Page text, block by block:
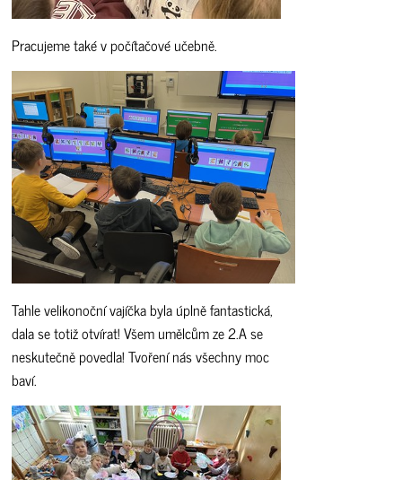
Pracujeme také v počítačové učebně.
Tahle velikonoční vajíčka byla úplně fantastická,
dala se totiž otvírat! Všem umělcům ze 2.A se
neskutečně povedla! Tvoření nás všechny moc
baví.